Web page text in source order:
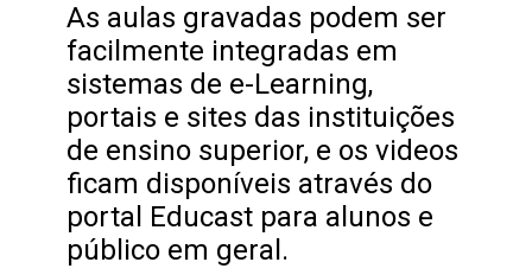
As aulas gravadas podem ser
facilmente integradas em
sistemas de e-Learning,
portais e sites das instituições
de ensino superior, e os videos
ficam disponíveis através do
portal Educast para alunos e
público em geral.